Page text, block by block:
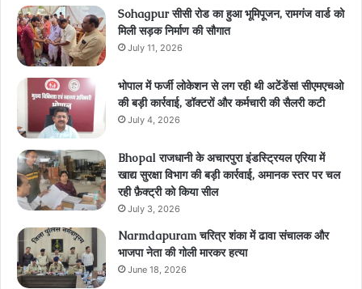
Sohagpur सीसी रोड का हुआ भूमिपूजन, रामगंज वार्ड को
मिली सड़क निर्माण की सौगात
July 11, 2026
भोपाल में फर्जी लोकेशन से लग रही थी अटेंडेंस! सीएमएचओ
की बड़ी कार्रवाई, डॉक्टरों और कर्मचारी की सैलरी कटी
July 4, 2026
Bhopal राजधानी के अचारपुरा इंडस्ट्रियल एरिया में
खाद्य सुरक्षा विभाग की बड़ी कार्रवाई, अमानक स्तर पर चल
रही फ़ैक्ट्री को किया सील
July 3, 2026
Narmdapuram चरित्र शंका में ढावा संचालक और
भाजपा नेता की गोली मारकर हत्या
June 18, 2026